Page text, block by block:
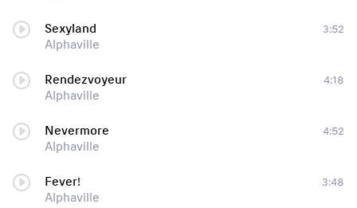
Sexyland
Alphaville
3:52
Rendezvoyeur
Alphaville
4:18
Nevermore
Alphaville
4:52
Fever!
Alphaville
3:48